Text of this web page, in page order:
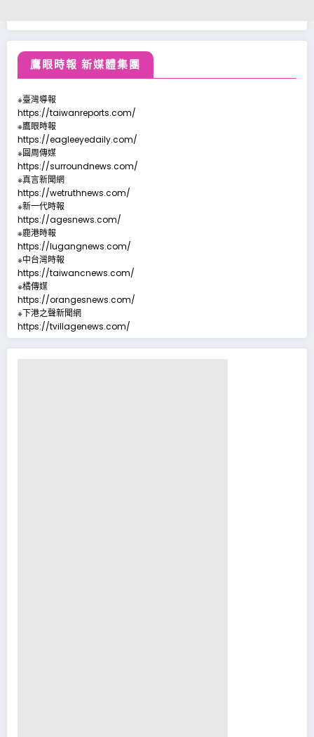
鷹眼時報 新媒體集團
※臺灣導報
https://taiwanreports.com/
※鷹眼時報
https://eagleeyedaily.com/
※圓周傳媒
https://surroundnews.com/
※真言新聞網
https://wetruthnews.com/
※新一代時報
https://agesnews.com/
※鹿港時報
https://lugangnews.com/
※中台灣時報
https://taiwancnews.com/
※橘傳媒
https://orangesnews.com/
※下港之聲新聞網
https://tvillagenews.com/